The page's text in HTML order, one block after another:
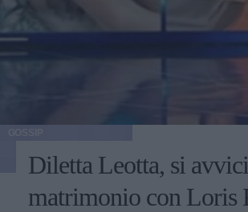
Diletta Leotta, si
matrimonio con Loris